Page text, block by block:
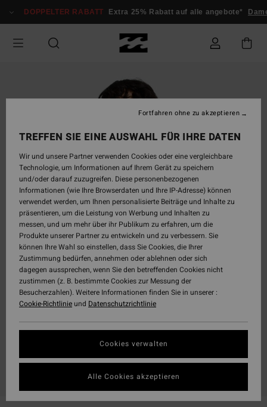
zur
springen
DOPPELTER RABATT Extra 25% Rabatt auf alle angebote* Damen
TREFFEN SIE EINE AUSWAHL FÜR IHRE DATEN
Wir und unsere Partner verwenden Cookies oder eine vergleichbare
Technologie, um Informationen auf Ihrem Gerät zu speichern
und/oder darauf zuzugreifen. Diese personenbezogenen
Informationen (wie Ihre Browserdaten und Ihre IP-Adresse) können
verwendet werden, um Ihnen personalisierte Beiträge und Inhalte zu
präsentieren, um die Leistung von Werbung und Inhalten zu
messen, und um mehr über ihr Publikum zu erfahren, um die
Produkte unserer Partner zu entwickeln und zu verbessern. Sie
können Ihre Wahl so einstellen, dass Sie Cookies, die Ihrer
Zustimmung bedürfen, annehmen oder ablehnen oder sich
dagegen aussprechen, wenn Sie den betreffenden Cookies nicht
zustimmen (z. B. bestimmte Cookies zur Messung der
Besucherzahlen). Weitere Informationen finden Sie in unserer :
Cookie-Richtlinieund Datenschutzrichtlinie
Cookies verwalten
Fortfahren ohne zu akzeptieren
Alle Cookies akzeptieren